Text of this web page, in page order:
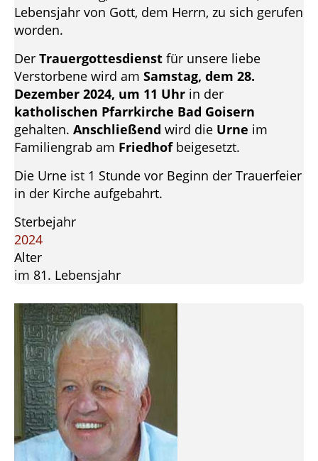
Lebensjahr von Gott, dem Herrn, zu sich gerufen
worden.
Der Trauergottesdienst für unsere liebe
Verstorbene wird am Samstag, dem 28.
Dezember 2024, um 11 Uhr in der
katholischen Pfarrkirche Bad Goisern
gehalten. Anschließend wird die Urne im
Familiengrab am Friedhofbeigesetzt.
Die Urne ist 1 Stunde vor Beginn der Trauerfeier
in der Kirche aufgebahrt.
Sterbejahr
2024
Alter
im 81. Lebensjahr